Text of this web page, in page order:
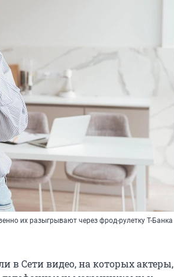
их разыгрывают через фрод-рулетку Т-Банка
в Сети видео, на которых актеры,